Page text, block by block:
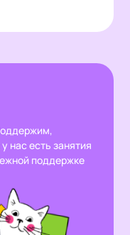
нас есть занятия
поддержке